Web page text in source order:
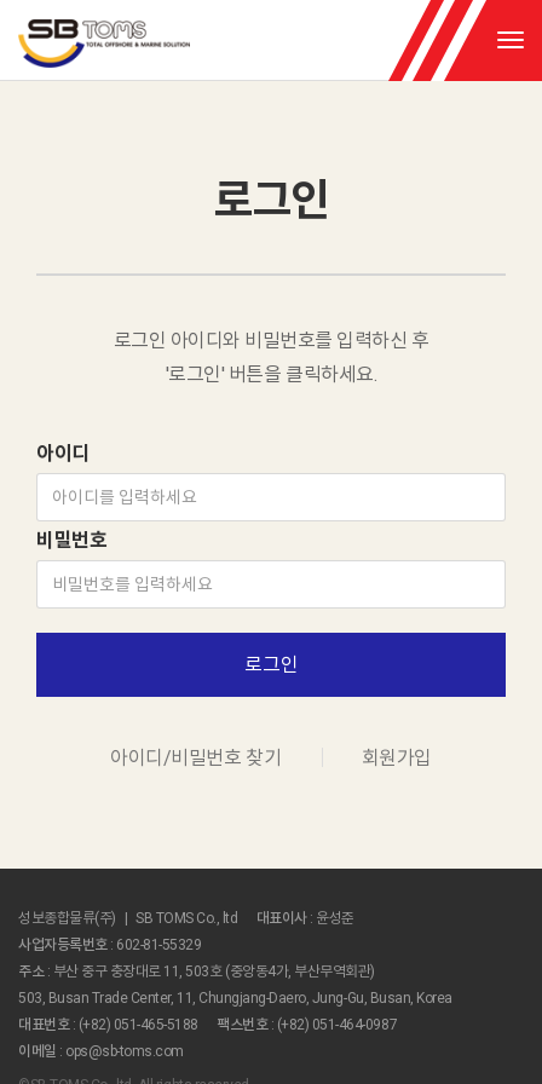
로그인
로그인 아이디와 비밀번호를 입력하신 후
'로그인' 버튼을 클릭하세요.
아이디
비밀번호
로그인
아이디/비밀번호 찾기 회원가입
성보종합물류(주) SB TOMS Co., ltd 대표이사: 윤성준
사업자등록번호: 602-81-55329
주소: 부산 중구 충장대로 11, 503호 (중앙동4가, 부산무역회관)
503, Busan Trade Center, 11, Chungjang-Daero, Jung-Gu, Busan, Korea
대표번호: (+82) 051-465-5188 팩스번호: (+82) 051-464-0987
이메일 : ops@sb-toms.com